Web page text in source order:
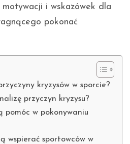
motywacji i wskazówek dla
pokonać
kryzysów w sporcie?
przyczyn kryzysu?
pomóc w pokonywaniu
wspierać sportowców w